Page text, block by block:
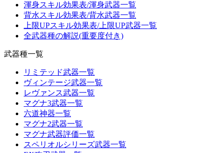
渾身スキル効果表/渾身武器一覧
背水スキル効果表/背水武器一覧
上限UPスキル効果表/上限UP武器一覧
全武器種の解説(重要度付き)
武器種一覧
リミテッド武器一覧
ヴィンテージ武器一覧
レヴァンス武器一覧
マグナ3武器一覧
六道神器一覧
マグナ2武器一覧
マグナ武器評価一覧
スペリオルシリーズ武器一覧